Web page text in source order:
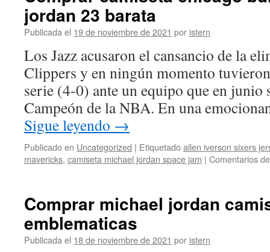
jordan 23 barata
Publicada el 19 de noviembre de 2021 por istern
Los Jazz acusaron el cansancio de la
Clippers y en ningún momento
serie (4-0) ante un equipo que en junio
Campeón de la NBA. En una
Sigue leyendo →
Publicado en Uncategorized | Etiquetadoallen iverson sixers
mavericks, camiseta michael jordan space jam | Comentarios
Comprar michael jordan
emblematicas
Publicada el 18 de noviembre de 2021 por istern